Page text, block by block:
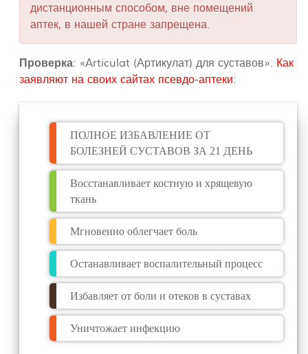
дистанционным способом, вне помещений
аптек, в нашей стране запрещена.
Проверка: «Articulat (Артикулат) для суставов». Как
заявляют на своих сайтах псевдо-аптеки:
ПОЛНОЕ ИЗБАВЛЕНИЕ ОТ
БОЛЕЗНЕЙ СУСТАВОВ ЗА 21 ДЕНЬ
Восстанавливает костную и хрящевую
ткань
Мгновенно облегчает боль
Останавливает воспалительный процесс
Избавляет от боли и отеков в суставах
Уничтожает инфекцию